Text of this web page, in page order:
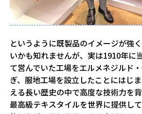
というように既製品のイメージが強
いかも知れませんが、実は1910年に
て営んでいた工場をエルメネジルド
ぎ、服地工場を設立したことにはじま
える長い歴史の中で高度な技術力を
最高級テキスタイルを世界に提供し